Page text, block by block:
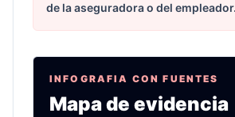
de la aseguradora o del empleador.
INFOGRAFIA CON FUENTES
Mapa de evidencia